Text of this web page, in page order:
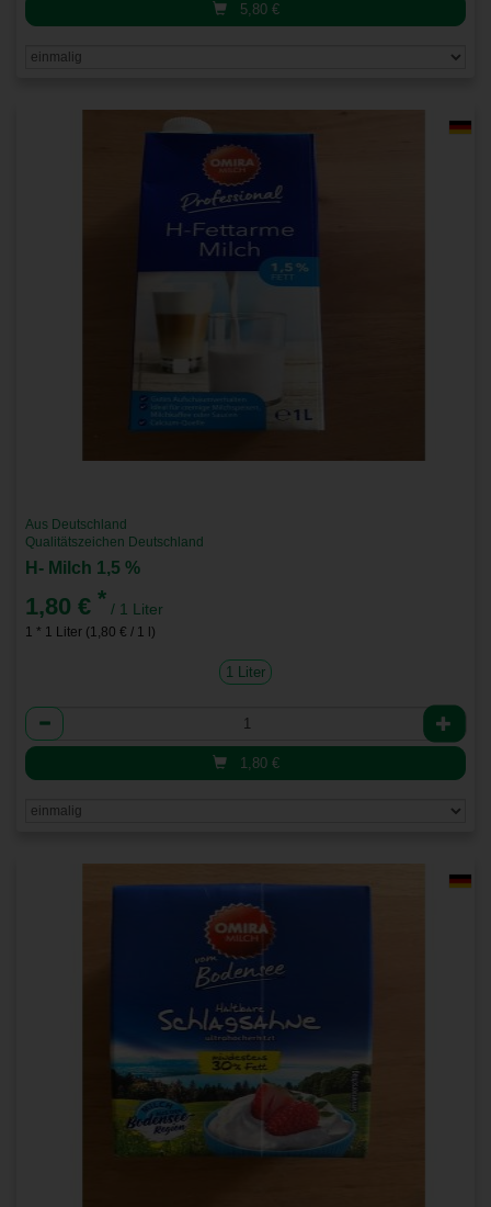
5,80 €
Aus Deutschland
Qualitätszeichen Deutschland
H- Milch 1,5 %
1,80 € * / 1 Liter
1 * 1 Liter (1,80 € / 1 l)
1 Liter
Anzahl
1,80 €